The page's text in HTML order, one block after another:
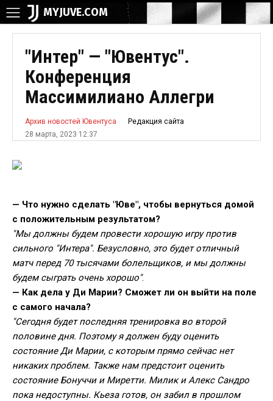
MYJUVE.COM
"Интер" — "Ювентус".
Конференция
Массимилиано Аллегри
Архив новостей Ювентуса
Редакция сайта
28 марта, 2023 12:37
— Что нужно сделать "Юве", чтобы вернуться домой
с положительным результатом?
"Мы должны будем провести хорошую игру против
сильного "Интера". Безусловно, это будет отличный
матч перед 70 тысячами болельщиков, и мы должны
будем сыграть очень хорошо".
— Как дела у Ди Марии? Сможет ли он выйти на поле
с самого начала?
"Сегодня будет последняя тренировка во второй
половине дня. Поэтому я должен буду оценить
состояние Ди Марии, с которым прямо сейчас нет
никаких проблем. Также нам предстоит оценить
состояние Бонуччи и Миретти. Милик и Алекс Сандро
пока недоступны. Кьеза готов, он забил в прошлом